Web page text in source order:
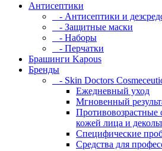
Антисептики
- Антисептики и
- Защитные маски
- Наборы
- Перчатки
Брашинги Kapous
Бренды
- Skin Doctors
Ежедневный уход
Мгновенный
Противовозрастные
кожей лица и
Специфические
Средства для